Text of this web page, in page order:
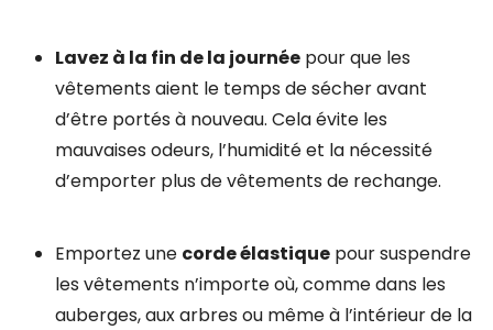
Lavez à la fin de la journée pour que les
vêtements aient le temps de sécher avant
d’être portés à nouveau. Cela évite les
mauvaises odeurs, l’humidité et la nécessité
d’emporter plus de vêtements de rechange.
Emportez une corde élastique pour suspendre
les vêtements n’importe où, comme dans les
auberges, aux arbres ou même à l’intérieur de la